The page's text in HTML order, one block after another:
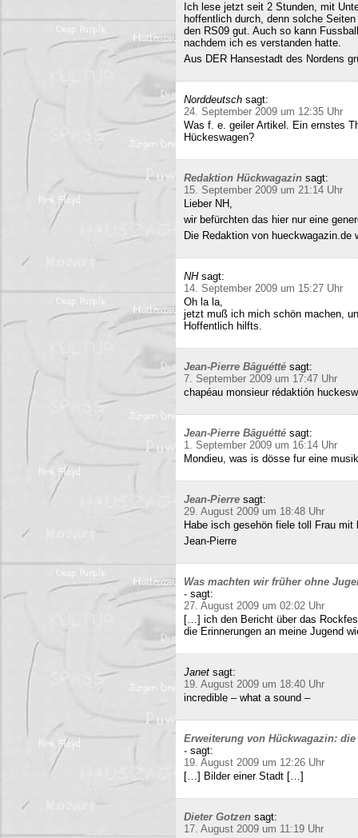
Ich lese jetzt seit 2 Stunden, mit
hoffentlich durch, denn solche
den RS09 gut. Auch so kann
nachdem ich es verstanden hatte.
Aus DER Hansestadt des Nordens
Norddeutsch sagt:
24. September 2009 um 12:35 Uhr
Was f. e. geiler Artikel. Ein ernstes
Hückeswagen?
Redaktion Hückwagazin sagt:
15. September 2009 um 21:14 Uhr
Lieber NH,
wir befürchten das hier nur eine
Die Redaktion von
NH sagt:
14. September 2009 um 15:27 Uhr
Oh la la,
jetzt muß ich mich schön machen,
Hoffentlich hilfts.
Jean-Pierre Bâguétté sagt:
7. September 2009 um 17:47 Uhr
chapéau monsieur rédaktión
Jean-Pierre Bâguétté sagt:
1. September 2009 um 16:14 Uhr
Mondieu, was is dösse fur eine
Jean-Pierre sagt:
29. August 2009 um 18:48 Uhr
Habe isch gesehön fiele toll Frau
Jean-Pierre
Was machten wir früher ohne
- sagt:
27. August 2009 um 02:02 Uhr
[…] ich den Bericht über das
die Erinnerungen an meine Jugend
Janet sagt:
19. August 2009 um 18:40 Uhr
incredible – what a sound –
Erweiterung von Hückwagazin:
- sagt:
19. August 2009 um 12:26 Uhr
[…] Bilder einer Stadt […]
Dieter Gotzen sagt:
17. August 2009 um 11:19 Uhr